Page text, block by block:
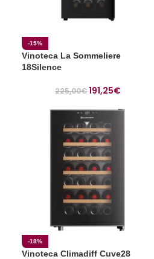
-15%
Vinoteca La Sommeliere
18Silence
225,00€191,25€
-18%
Vinoteca Climadiff Cuve28